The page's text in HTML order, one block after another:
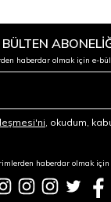
haberdar olmak için e-
, okudum,
haberdar olmak